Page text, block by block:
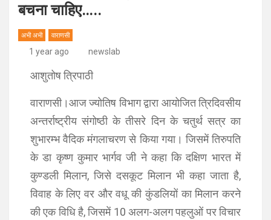
बचना चाहिए…..
अभी अभी वाराणसी
1 year ago newslab
आशुतोष त्रिपाठी
वाराणसी।आज ज्योतिष विभाग द्वारा आयोजित त्रिदिवसीय
अन्तर्राष्ट्रीय संगोष्ठी के तीसरे दिन के चतुर्थ सत्र का
शुभारम्भ वैदिक मंगलाचरण से किया गया। जिसमें तिरुपति
के डा कृष्ण कुमार भार्गव जी ने कहा कि दक्षिण भारत में
कुण्डली मिलान, जिसे दसकूट मिलान भी कहा जाता है,
विवाह के लिए वर और वधू की कुंडलियों का मिलान करने
की एक विधि है, जिसमें 10 अलग-अलग पहलुओं पर विचार